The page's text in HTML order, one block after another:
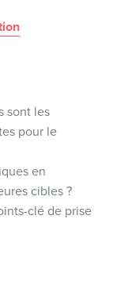
sont les
pour le
en
cibles ?
clé de prise